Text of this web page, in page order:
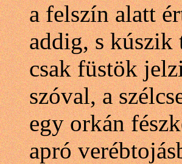
a felszín alatt
addig, s kúszik
csak füstök
szóval, a
egy orkán
apró